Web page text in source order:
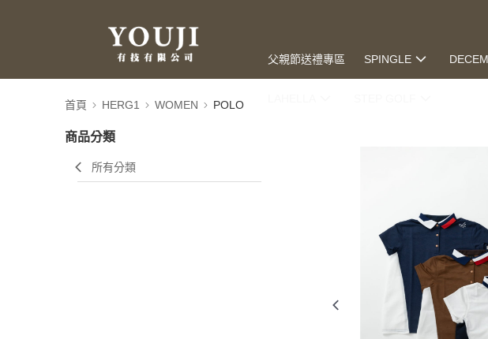
父親節送禮專區 SPINGLE
首頁 HERG1 WOMEN POLO
商品分類
所有分類